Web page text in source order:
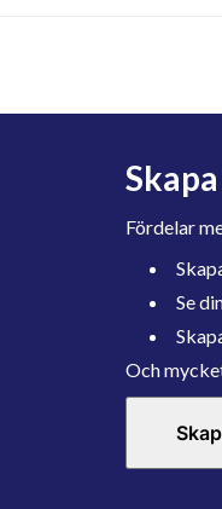
Fördelar
Se
Och